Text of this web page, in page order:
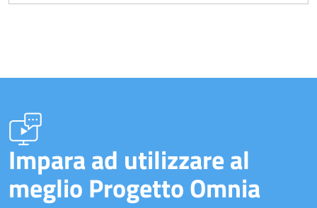
Impara ad utilizzare al
meglio Progetto Omnia